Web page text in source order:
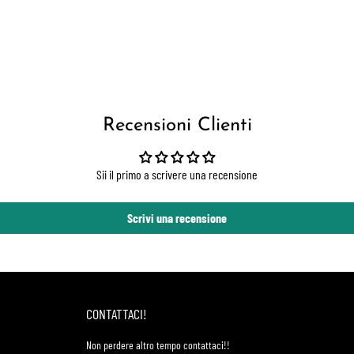
Recensioni Clienti
Sii il primo a scrivere una recensione
Scrivi una recensione
CONTATTACI!
Non perdere altro tempo contattaci!!